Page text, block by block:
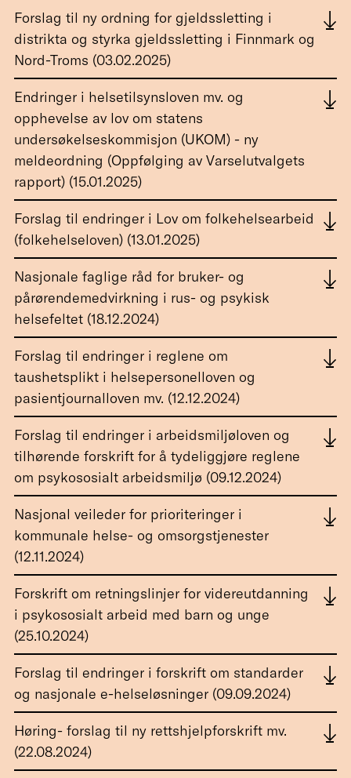
Forslag til ny ordning for gjeldssletting i
distrikta og styrka gjeldssletting i Finnmark og
Nord-Troms (03.02.2025)
Endringer i helsetilsynsloven mv. og
opphevelse av lov om statens
undersøkelseskommisjon (UKOM) - ny
meldeordning (Oppfølging av Varselutvalgets
rapport) (15.01.2025)
Forslag til endringer i Lov om folkehelsearbeid
(folkehelseloven) (13.01.2025)
Nasjonale faglige råd for bruker- og
pårørendemedvirkning i rus- og psykisk
helsefeltet (18.12.2024)
Forslag til endringer i reglene om
taushetsplikt i helsepersonelloven og
pasientjournalloven mv. (12.12.2024)
Forslag til endringer i arbeidsmiljøloven og
tilhørende forskrift for å tydeliggjøre reglene
om psykososialt arbeidsmiljø (09.12.2024)
Nasjonal veileder for prioriteringer i
kommunale helse- og omsorgstjenester
(12.11.2024)
Forskrift om retningslinjer for videreutdanning
i psykososialt arbeid med barn og unge
(25.10.2024)
Forslag til endringer i forskrift om standarder
og nasjonale e-helseløsninger (09.09.2024)
Høring- forslag til ny rettshjelpforskrift mv.
(22.08.2024)